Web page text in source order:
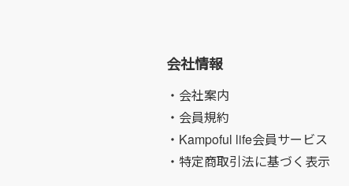
会社情報
・会社案内
・会員規約
・Kampoful life会員サービス
・特定商取引法に基づく表示